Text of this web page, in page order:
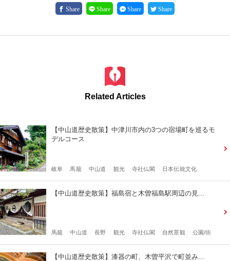
Share Share Share Share
Related Articles
【中山道歴史散策】中津川市内の3つの宿場町を巡るモ
デルコース
岐阜 馬籠 中山道 観光 寺社仏閣 日本伝統文化
【中山道歴史散策】福島宿と木曽福島駅周辺の見...
馬籠 中山道 長野 観光 寺社仏閣 自然景観 公園/街
【中山道歴史散策】漆器の町、木曽平沢で町並み...